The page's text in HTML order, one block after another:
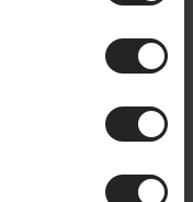
einen Bestimmungsort
wird. So stellen